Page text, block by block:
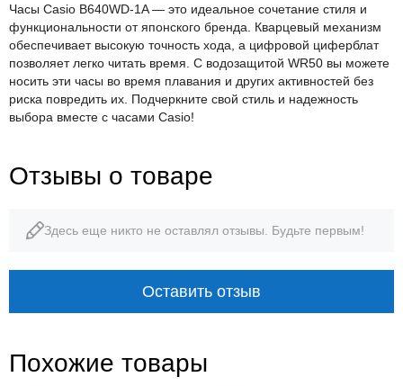
Часы Casio B640WD-1A — это идеальное сочетание стиля и
функциональности от японского бренда. Кварцевый механизм
обеспечивает высокую точность хода, а цифровой циферблат
позволяет легко читать время. С водозащитой WR50 вы можете
носить эти часы во время плавания и других активностей без
риска повредить их. Подчеркните свой стиль и надежность
выбора вместе с часами Casio!
Отзывы о товаре
Здесь еще никто не оставлял отзывы. Будьте первым!
Оставить отзыв
Похожие товары